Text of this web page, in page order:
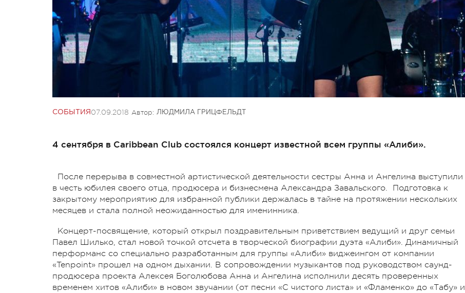
СОБЫТИЯ 07.09.2018 Автор: ЛЮДМИЛА ГРИЦФЕЛЬДТ
4 сентября в Caribbean Club состоялся концерт известной всем группы «Алиби».
После перерыва в совместной артистической деятельности сестры Анна и Ангелина выступили
в честь юбилея своего отца, продюсера и бизнесмена Александра Завальского. Подготовка к
закрытому мероприятию для избранной публики держалась в тайне на протяжении нескольких
месяцев и стала полной неожиданностью для именинника.
Концерт-посвящение, который открыл поздравительным приветствием ведущий и друг семьи
Павел Шилько, стал новой точкой отсчета в творческой биографии дуэта «Алиби». Динамичный
перформанс со специально разработанным для группы «Алиби» виджеингом от компании
«Tenpoint» прошел на одном дыхании. В сопровождении музыкантов под руководством саунд-
продюсера проекта Алексея Боголюбова Анна и Ангелина исполнили десять проверенных
временем хитов «Алиби» в новом звучании (от песни «С чистого листа» и «Фламенко» до «Табу» и